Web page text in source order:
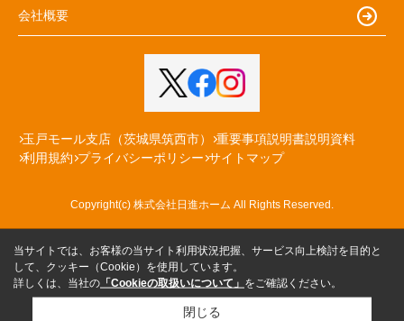
会社概要
玉戸モール支店（茨城県筑西市）
重要事項説明書説明資料
利用規約 プライバシーポリシー サイトマップ
Copyright(c) 株式会社日進ホーム All Rights Reserved.
当サイトでは、お客様の当サイト利用状況把握、サービス向上検討を目的と
して、クッキー（Cookie）を使用しています。
詳しくは、当社の 「Cookieの取扱いについて」 をご確認ください。
閉じる